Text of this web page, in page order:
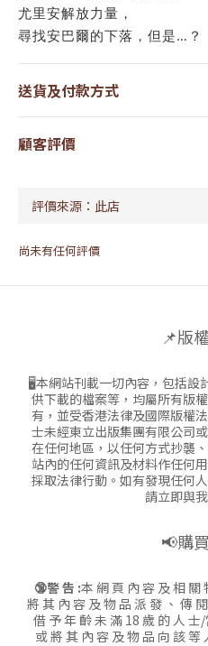
尤里安解放力量，
尋找安巴爾的下落，但是…？
送貨及付款方式
顧客評價
尚未有任何評價
📌版
🖥本網站刊載一切內容，包括設
供下載的檔案等，均屬所有版
有，並受香港法律及國際版權
士未經東立出版集團有限公司
在任何地區，以任何方式抄襲
站內的任何資訊及材料作任何
採取法律行動。如有發現任何
請立即與
📢購
🔞警 告 :本 網 頁 內 容 及 相 關
將 其 內 容 及 物 品 派 發 、 傳
借 予 年 齡 未 滿 18 歲 的 人 士
或 將 其 內 容 及 物 品 向 該 等